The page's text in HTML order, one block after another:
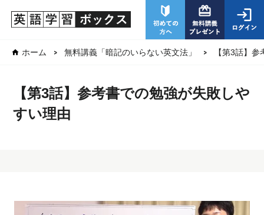
ホーム 無料講義「暗記のいらない英文法」 【第3話】
【第3話】参考書での勉強が失敗しや
すい理由